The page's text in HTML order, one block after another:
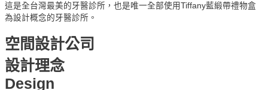
這是全台灣最美的牙醫診所，也是唯一全部使用Tiffany藍緞帶禮物盒
為設計概念的牙醫診所。
空間設計公司
設計理念
Design